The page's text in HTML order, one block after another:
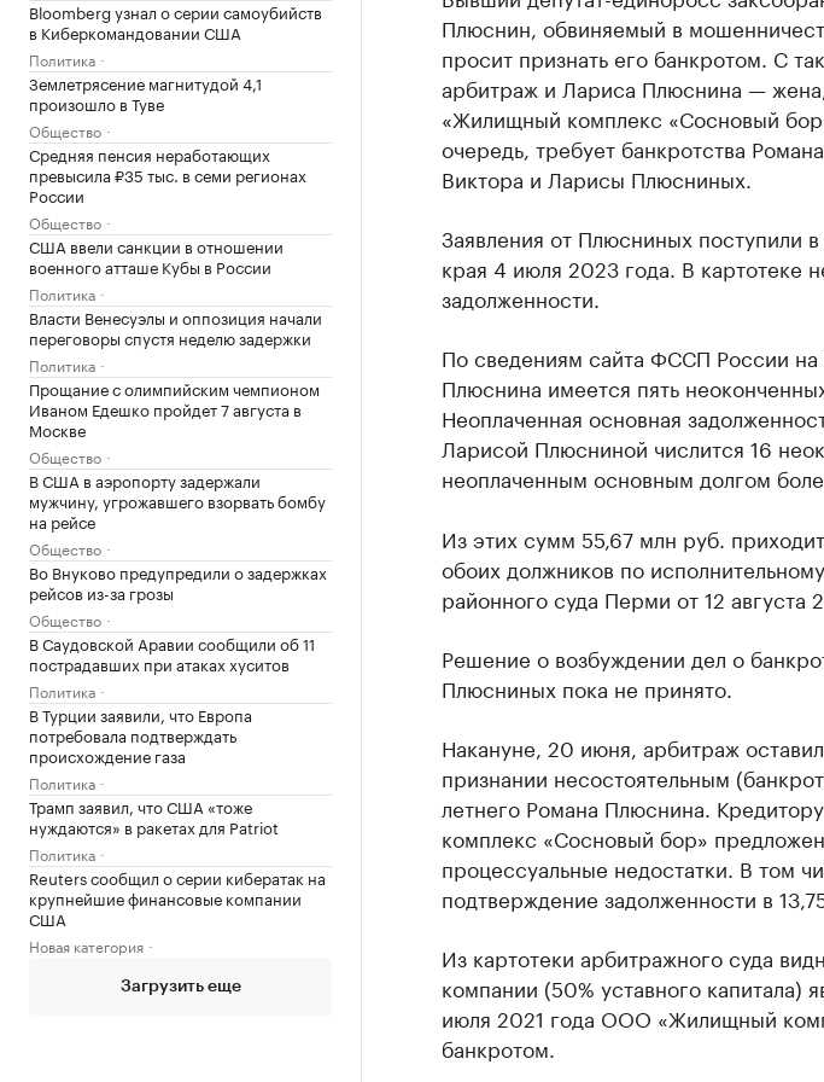
Bloomberg узнал о серии самоубийств
в Киберкомандовании США
Политика
Землетрясение магнитудой 4,1
произошло в Туве
Общество
Средняя пенсия неработающих
превысила ₽35 тыс. в семи регионах
России
Общество
США ввели санкции в отношении
военного атташе Кубы в России
Политика
Власти Венесуэлы и оппозиция начали
переговоры спустя неделю задержки
Политика
Прощание с олимпийским чемпионом
Иваном Едешко пройдет 7 августа в
Москве
Общество
В США в аэропорту задержали
мужчину, угрожавшего взорвать бомбу
на рейсе
Общество
Во Внуково предупредили о задержках
рейсов из-за грозы
Общество
В Саудовской Аравии сообщили об 11
пострадавших при атаках хуситов
Политика
В Турции заявили, что Европа
потребовала подтверждать
происхождение газа
Политика
Трамп заявил, что США «тоже
нуждаются» в ракетах для Patriot
Политика
Reuters сообщил о серии кибератак на
крупнейшие финансовые компании
США
Новая категория
Загрузить еще
Плюснин, обвиняемый в
просит признать его банкротом. С
арбитраж и Лариса Плюснина —
«Жилищный комплекс «Сосновый
очередь, требует банкротства
Виктора и Ларисы Плюсниных.
Заявления от Плюсниных поступили
края 4 июля 2023 года. В картотеке
задолженности.
По сведениям сайта ФССП России
Плюснина имеется пять
Неоплаченная основная
Ларисой Плюсниной числится 16
неоплаченным основным долгом
Из этих сумм 55,67 млн руб.
обоих должников по
районного суда Перми от 12 августа
Решение о возбуждении дел о
Плюсниных пока не принято.
Накануне, 20 июня, арбитраж
признании несостоятельным
летнего Романа Плюснина.
комплекс «Сосновый бор»
процессуальные недостатки. В том
подтверждение задолженности в
Из картотеки арбитражного суда
компании (50% уставного капитала)
июля 2021 года ООО «Жилищный
банкротом.